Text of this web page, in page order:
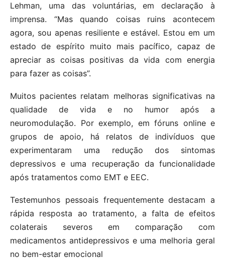
Lehman, uma das voluntárias, em declaração à
imprensa. “Mas quando coisas ruins acontecem
agora, sou apenas resiliente e estável. Estou em um
estado de espírito muito mais pacífico, capaz de
apreciar as coisas positivas da vida com energia
para fazer as coisas”.
Muitos pacientes relatam melhoras significativas na
qualidade de vida e no humor após a
neuromodulação. Por exemplo, em fóruns online e
grupos de apoio, há relatos de indivíduos que
experimentaram uma redução dos sintomas
depressivos e uma recuperação da funcionalidade
após tratamentos como EMT e EEC.
Testemunhos pessoais frequentemente destacam a
rápida resposta ao tratamento, a falta de efeitos
colaterais severos em comparação com
medicamentos antidepressivos e uma melhoria geral
no bem-estar emocional